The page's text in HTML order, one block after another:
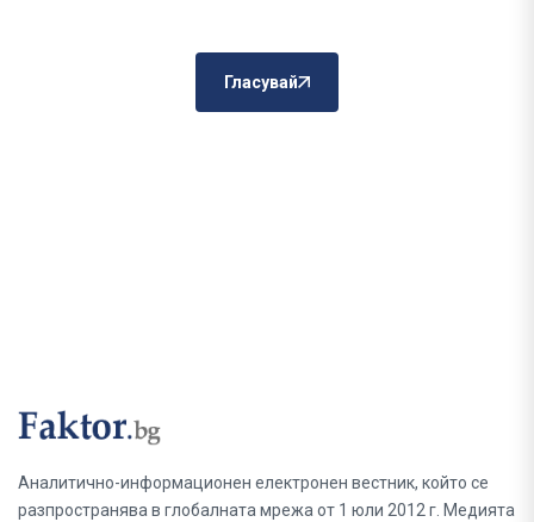
Гласувай
Аналитично-информационен електронен вестник, който се
разпространява в глобалната мрежа от 1 юли 2012 г. Медията